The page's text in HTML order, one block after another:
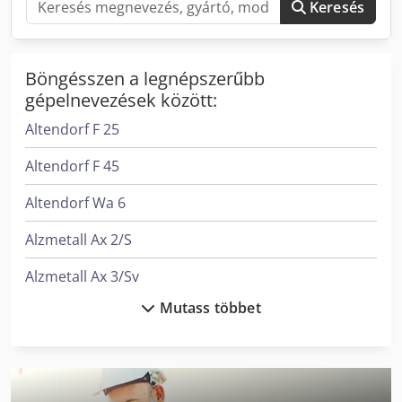
nyomtató • Vágási lista áttöltése USB-memórián keresztül
Crsdpforamvajx Al Njf • Hidro-pneumatikus, hydro-check
Keresés
Böngésszen a legnépszerűbb
gépelnevezések között:
Altendorf F 25
Altendorf F 45
Altendorf Wa 6
Alzmetall Ax 2/S
Alzmetall Ax 3/Sv
Mutass többet